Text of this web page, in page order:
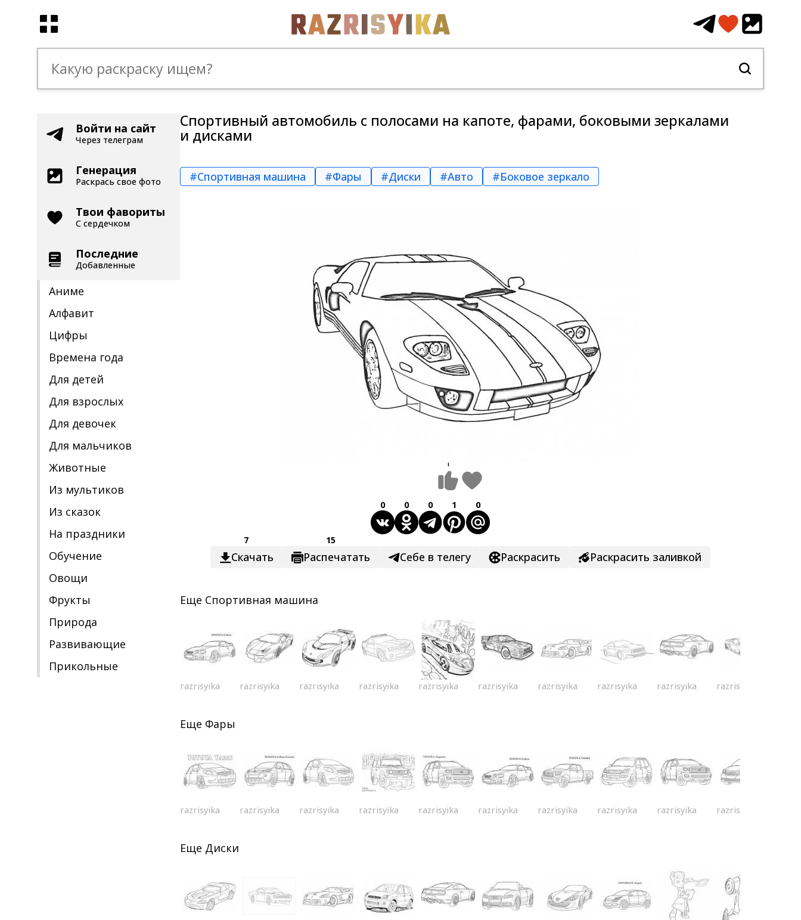
Войти на сайт
Через телеграм
Генерация
Раскрась свое фото
Твои фавориты
С сердечком
Последние
Добавленные
Аниме
Алфавит
Цифры
Времена года
Для детей
Для взрослых
Для девочек
Для мальчиков
Животные
Из мультиков
Из сказок
На праздники
Обучение
Овощи
Фрукты
Природа
Развивающие
Прикольные
Спортивный автомобиль с полосами на капоте, фарами, боковыми зеркалами
и дисками
#Спортивная машина #Фары #Диски #Авто #Боковое зеркало
1
0 0 0 1 0
7
Скачать
15
Распечатать Себе в телегу Раскрасить Раскрасить заливкой
Еще Спортивная машина
razrisyika razrisyika razrisyika razrisyika razrisyika razrisyika razrisyika razrisyika razrisyika razrisyika
Еще Фары
razrisyika razrisyika razrisyika razrisyika razrisyika razrisyika razrisyika razrisyika razrisyika razrisyika
Еще Диски